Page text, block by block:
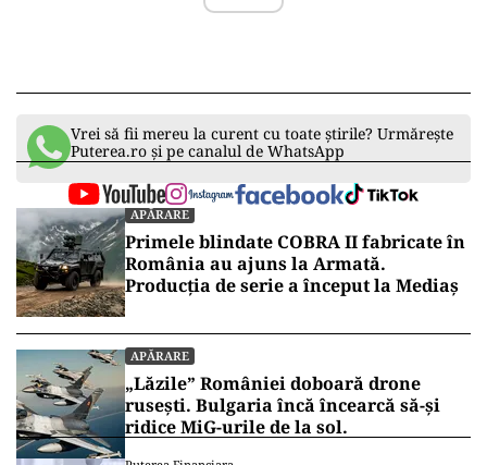
Vrei să fii mereu la curent cu toate știrile? Urmărește
Puterea.ro și pe canalul de WhatsApp
APĂRARE
Primele blindate COBRA II fabricate în
România au ajuns la Armată.
Producția de serie a început la Mediaș
APĂRARE
„Lăzile” României doboară drone
rusești. Bulgaria încă încearcă să-și
ridice MiG-urile de la sol.